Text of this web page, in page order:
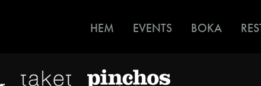
HEM EVENTS BOKA